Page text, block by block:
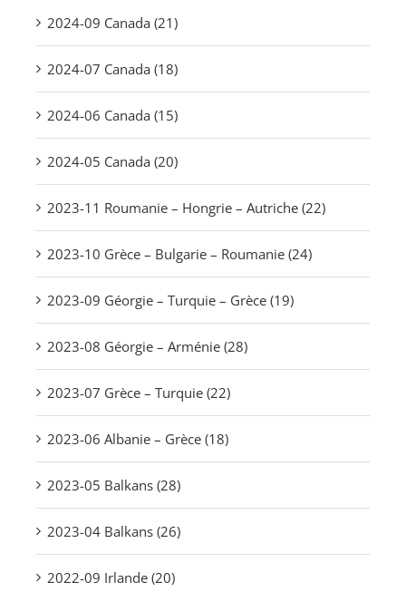
2024-09 Canada (21)
2024-07 Canada (18)
2024-06 Canada (15)
2024-05 Canada (20)
2023-11 Roumanie – Hongrie – Autriche (22)
2023-10 Grèce – Bulgarie – Roumanie (24)
2023-09 Géorgie – Turquie – Grèce (19)
2023-08 Géorgie – Arménie (28)
2023-07 Grèce – Turquie (22)
2023-06 Albanie – Grèce (18)
2023-05 Balkans (28)
2023-04 Balkans (26)
2022-09 Irlande (20)